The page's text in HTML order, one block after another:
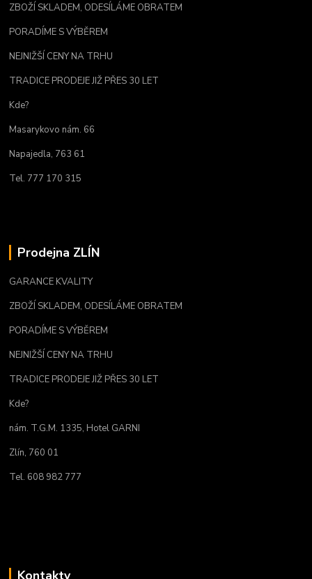
ZBOŽÍ SKLADEM, ODESÍLÁME OBRATEM
PORADÍME S VÝBĚREM
NEJNIŽŠÍ CENY NA TRHU
TRADICE PRODEJE JIŽ PŘES 30 LET
Kde?
Masarykovo nám. 66
Napajedla, 763 61
Tel. 777 170 315
Prodejna ZLÍN
GARANCE KVALITY
ZBOŽÍ SKLADEM, ODESÍLÁME OBRATEM
PORADÍME S VÝBĚREM
NEJNIŽŠÍ CENY NA TRHU
TRADICE PRODEJE JIŽ PŘES 30 LET
Kde?
nám. T.G.M. 1335, Hotel GARNI
Zlín, 760 01
Tel. 608 982 777